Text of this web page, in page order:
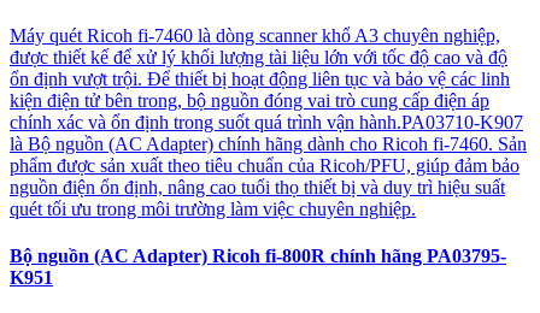
Máy quét Ricoh fi-7460 là dòng scanner khổ A3 chuyên nghiệp,
được thiết kế để xử lý khối lượng tài liệu lớn với tốc độ cao và độ
ổn định vượt trội. Để thiết bị hoạt động liên tục và bảo vệ các linh
kiện điện tử bên trong, bộ nguồn đóng vai trò cung cấp điện áp
chính xác và ổn định trong suốt quá trình vận hành.PA03710-K907
là Bộ nguồn (AC Adapter) chính hãng dành cho Ricoh fi-7460. Sản
phẩm được sản xuất theo tiêu chuẩn của Ricoh/PFU, giúp đảm bảo
nguồn điện ổn định, nâng cao tuổi thọ thiết bị và duy trì hiệu suất
quét tối ưu trong môi trường làm việc chuyên nghiệp.
Bộ nguồn (AC Adapter) Ricoh fi-800R chính hãng PA03795-
K951